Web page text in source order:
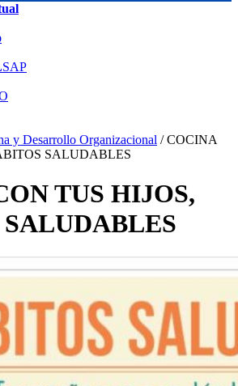
SAP
y Desarrollo Organizacional /COCINA
SALUDABLES
TUS HIJOS,